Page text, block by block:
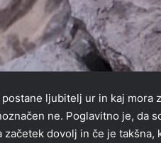
postane ljubitelj ur in kaj
ne. Poglavitno je, da
začetek dovolj in če je